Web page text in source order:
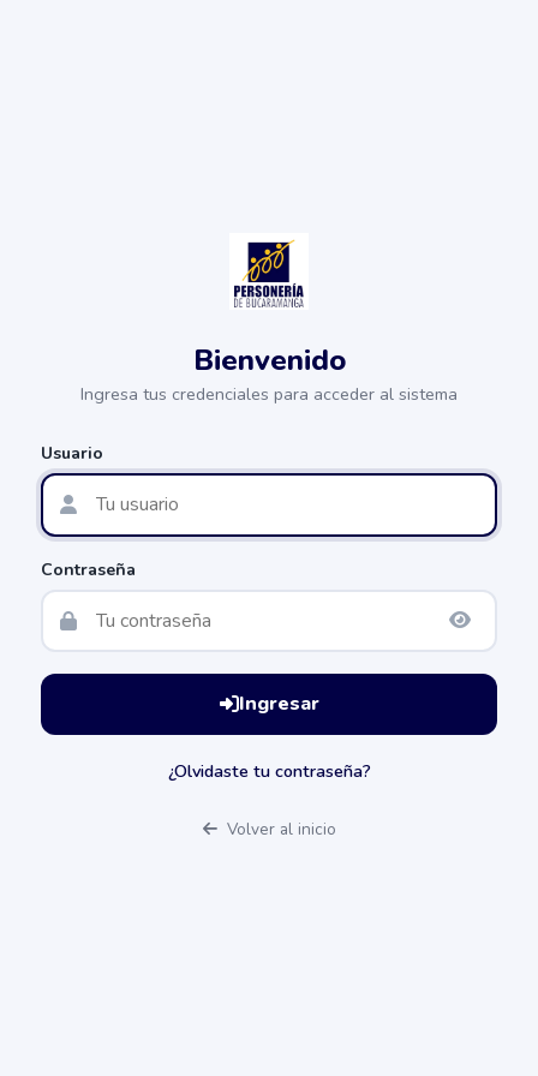
Bienvenido
Ingresa tus credenciales para acceder al sistema
Usuario
Contraseña
Ingresar
¿Olvidaste tu contraseña?
Volver al inicio